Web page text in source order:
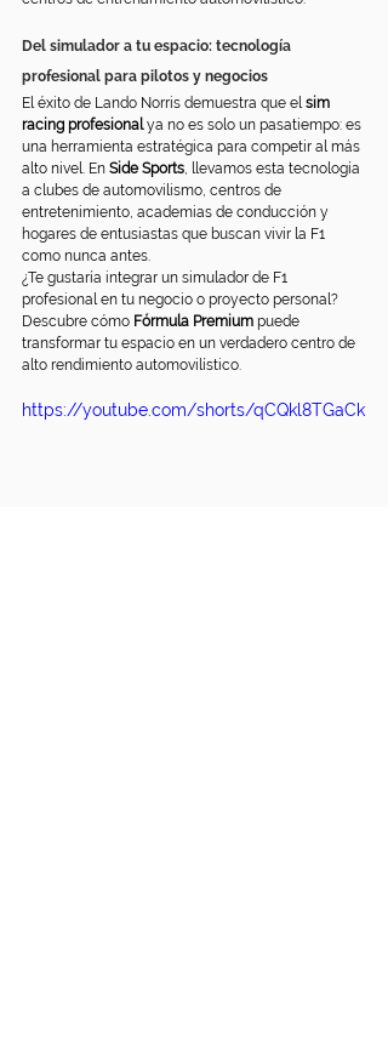
Del simulador a tu espacio: tecnología
profesional para pilotos y negocios
El éxito de Lando Norris demuestra que el sim
racing profesional ya no es solo un pasatiempo: es
una herramienta estratégica para competir al más
alto nivel. En Side Sports, llevamos esta tecnología
a clubes de automovilismo, centros de
entretenimiento, academias de conducción y
hogares de entusiastas que buscan vivir la F1
como nunca antes.
¿Te gustaría integrar un simulador de F1
profesional en tu negocio o proyecto personal?
Descubre cómo Fórmula Premium puede
transformar tu espacio en un verdadero centro de
alto rendimiento automovilístico.
https://youtube.com/shorts/qCQkl8TGaCk